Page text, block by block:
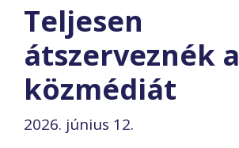
Teljesen
átszerveznék a
közmédiát
2026. június 12.